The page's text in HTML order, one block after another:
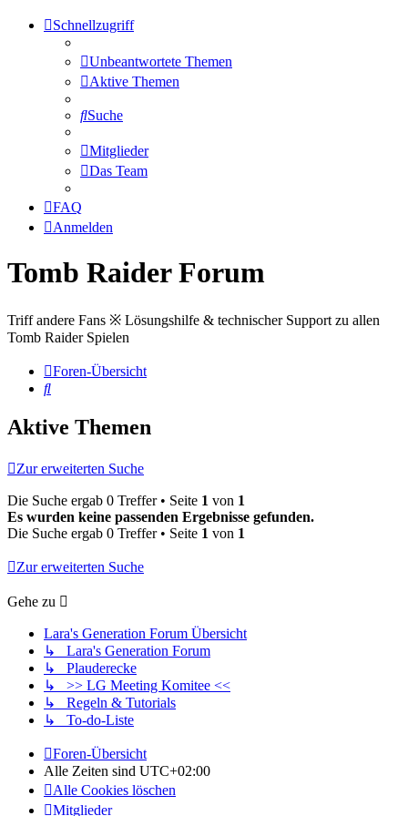
Schnellzugriff
Unbeantwortete Themen
Aktive Themen
Suche
Mitglieder
Das Team
FAQ
Anmelden
Tomb Raider Forum
Triff andere Fans ※ Lösungshilfe & technischer Support zu allen
Tomb Raider Spielen
Foren-Übersicht
Suche
Aktive Themen
Zur erweiterten Suche
Die Suche ergab 0 Treffer • Seite 1 von 1
Es wurden keine passenden Ergebnisse gefunden.
Die Suche ergab 0 Treffer • Seite 1 von 1
Zur erweiterten Suche
Gehe zu
Lara's Generation Forum Übersicht
↳ Lara's Generation Forum
↳ Plauderecke
↳ >> LG Meeting Komitee <<
↳ Regeln & Tutorials
↳ To-do-Liste
Foren-Übersicht
Alle Zeiten sind UTC+02:00
Alle Cookies löschen
Mitglieder